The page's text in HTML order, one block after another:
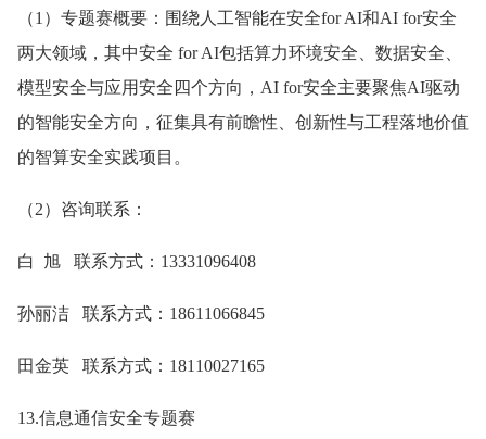
（1）专题赛概要：围绕人工智能在安全for AI和AI for安全
两大领域，其中安全 for AI包括算力环境安全、数据安全、
模型安全与应用安全四个方向，AI for安全主要聚焦AI驱动
的智能安全方向，征集具有前瞻性、创新性与工程落地价值
的智算安全实践项目。
（2）咨询联系：
白 旭 联系方式：13331096408
孙丽洁 联系方式：18611066845
田金英 联系方式：18110027165
13.信息通信安全专题赛